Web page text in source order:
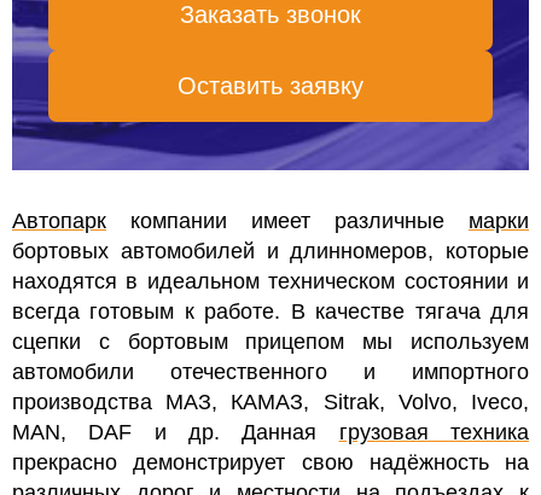
Заказать звонок
Оставить заявку
Автопарк компании имеет различные марки
бортовых автомобилей и длинномеров, которые
находятся в идеальном техническом состоянии и
всегда готовым к работе. В качестве тягача для
сцепки с бортовым прицепом мы используем
автомобили отечественного и импортного
производства МАЗ, КАМАЗ, Sitrak, Volvo, Iveco,
MAN, DAF и др. Данная грузовая техника
прекрасно демонстрирует свою надёжность на